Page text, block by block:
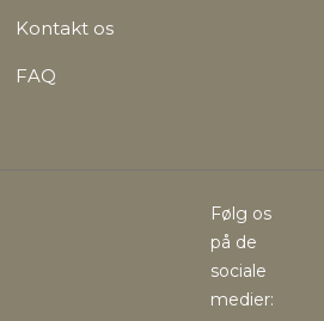
Kontakt os
FAQ
Følg os
på de
sociale
medier: